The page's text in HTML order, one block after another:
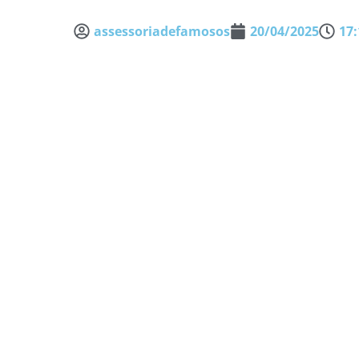
assessoriadefamosos 20/04/2025